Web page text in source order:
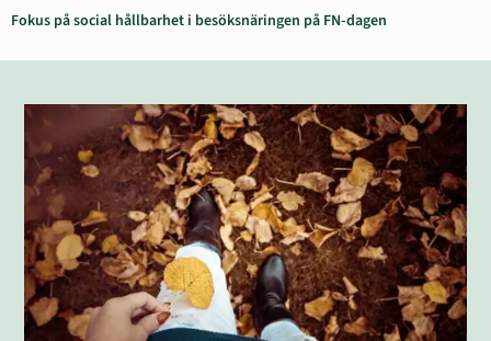
Fokus på social hållbarhet i besöksnäringen på FN-dagen